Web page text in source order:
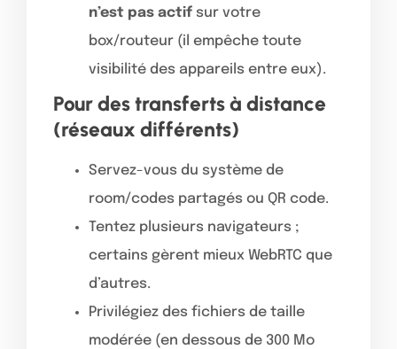
n’est pas actif sur votre
box/routeur (il empêche toute
visibilité des appareils entre eux).
Pour des transferts à distance
(réseaux différents)
Servez-vous du système de
room/codes partagés ou QR code.
Tentez plusieurs navigateurs ;
certains gèrent mieux WebRTC que
d’autres.
Privilégiez des fichiers de taille
modérée (en dessous de 300 Mo